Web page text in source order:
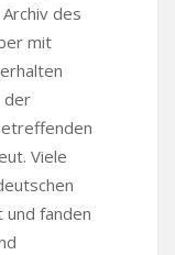
des
mit
der
Viele
fanden